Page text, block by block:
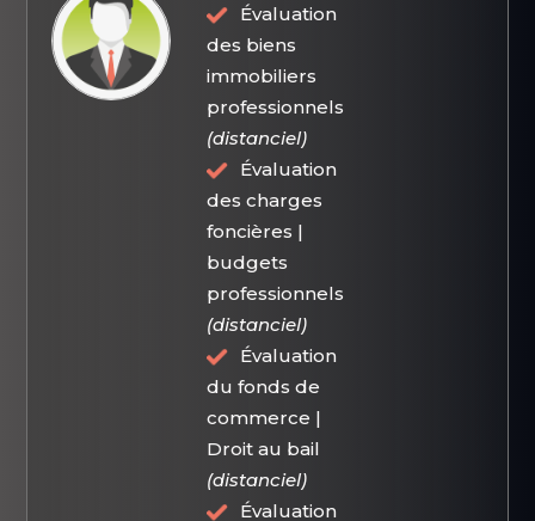
Évaluation
des biens
immobiliers
professionnels
(distanciel)
Évaluation
des charges
foncières |
budgets
professionnels
(distanciel)
Évaluation
du fonds de
commerce |
Droit au bail
(distanciel)
Évaluation